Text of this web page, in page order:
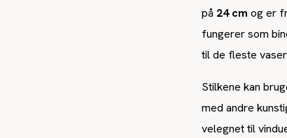
på 24 cm og er
fungerer som
til de fleste
Stilkene kan
med andre
velegnet til